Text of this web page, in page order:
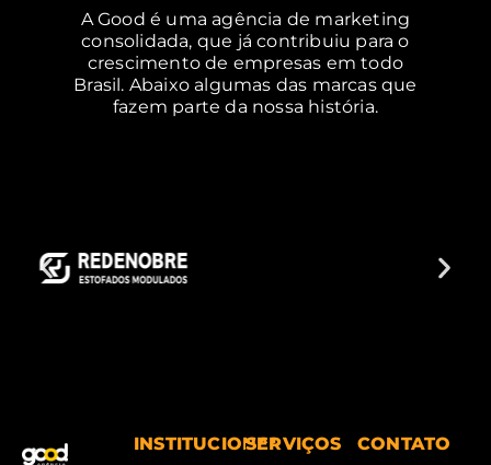
A Good é uma agência de marketing
consolidada, que já contribuiu para o
crescimento de empresas em todo
Brasil. Abaixo algumas das marcas que
fazem parte da nossa história.
INSTITUCIONALSERVIÇOS CONTATO